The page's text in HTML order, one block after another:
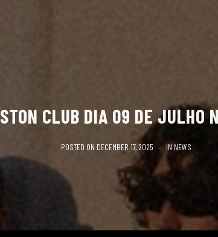
CLUB DIA 09 DE JULHO
POSTED ON DECEMBER 17, 2025 IN NEWS